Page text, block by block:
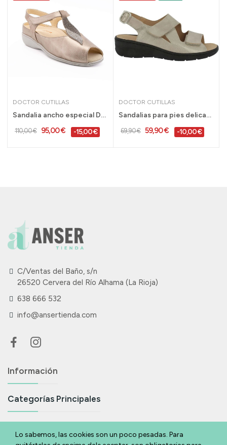
DOCTOR CUTILLAS
Sandalia ancho especial Doctor Cutillas para...
110,00 € 95,00 € -15,00 €
DOCTOR CUTILLAS
Sandalias para pies delicados Doctor Cutillas...
69,90 € 59,90 € -10,00 €
C/Ventas del Baño, s/n
26520 Cervera del Río Alhama (La Rioja)
638 666 532
info@ansertienda.com
Información
Categorías Principales
Suscríbete A Nuestra Newsletter
Lo sabemos, las cookies son un poco pesadas. Para